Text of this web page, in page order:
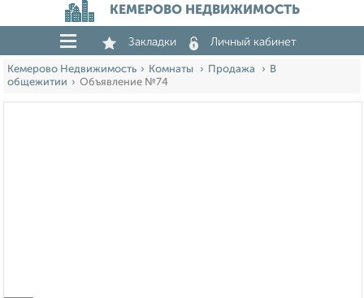
КЕМЕРОВО НЕДВИЖИМОСТЬ
Закладки Личный кабинет
Кемерово Недвижимость Комнаты Продажа
В
общежитии
Объявление №74